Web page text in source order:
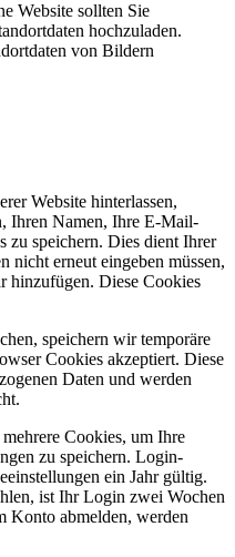
Website sollten Sie
hochzuladen.
von Bildern
Website hinterlassen,
Ihren Namen, Ihre E-Mail-
zu speichern. Dies dient Ihrer
nicht erneut eingeben müssen,
hinzufügen. Diese Cookies
speichern wir temporäre
Cookies akzeptiert. Diese
Daten und werden
Cookies, um Ihre
zu speichern. Login-
ein Jahr gültig.
ist Ihr Login zwei Wochen
Konto abmelden, werden